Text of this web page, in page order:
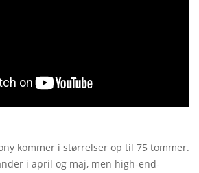
kommer i størrelser op til 75 tommer.
i april og maj, men high-end-